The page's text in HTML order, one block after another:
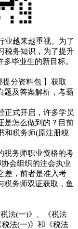
越来越重视。为了
税务知识，为了提升
毕业生的新目标。
提分资料包 】获取
题及答案解析，考霸
式开启，许多学员
是怎么做到的？目前
和税务师(原注册税
务师职业资格的考
会组织的注会执业
差，前者是准入考
税务师双证获取，鱼
法(一)》、《税法
法(一)》和《税法